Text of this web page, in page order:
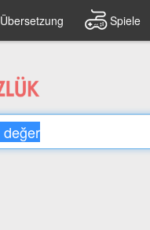
Übersetzung Spiele